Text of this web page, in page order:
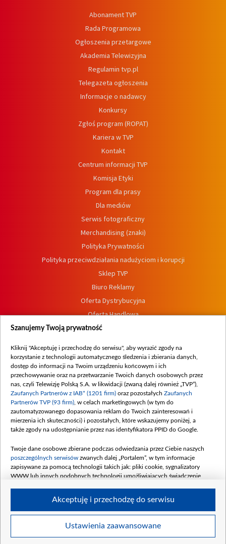
Abonament TVP
Rada Programowa
Ogłoszenia przetargowe
Akademia Telewizyjna
Regulamin tvp.pl
Telegazeta ogłoszenia
Informacje o nadawcy
Konkursy
Zgłoś program (ROPAT)
Kariera w TVP
Kontakt
Centrum informacji TVP
Komisja Etyki
Program dla prasy
Dla mediów
Serwis fotograficzny
Merchandising (znaki)
Polityka Prywatności
Polityka przeciwdziałania nadużyciom i korupcji
Sklep TVP
Biuro Reklamy
Oferta Dystrybucyjna
Oferta Handlowa
Dostępność
Procedura zgłoszeń wewnętrznych
© 2026 Telewizja Polska S. A. w likwidacji
Szanujemy Twoją prywatność
Kliknij "Akceptuję i przechodzę do serwisu", aby wyrazić zgody na
korzystanie z technologii automatycznego śledzenia i zbierania danych,
dostęp do informacji na Twoim urządzeniu końcowym i ich
przechowywanie oraz na przetwarzanie Twoich danych osobowych przez
nas, czyli Telewizję Polską S.A. w likwidacji (zwaną dalej również „TVP”),
Zaufanych Partnerów z IAB* (1201 firm) oraz pozostałych Zaufanych
Partnerów TVP (93 firm) , w celach marketingowych (w tym do
zautomatyzowanego dopasowania reklam do Twoich zainteresowań i
mierzenia ich skuteczności) i pozostałych, które wskazujemy poniżej, a
także zgody na udostępnianie przez nas identyfikatora PPID do Google.
Twoje dane osobowe zbierane podczas odwiedzania przez Ciebie naszych
poszczególnych serwisów zwanych dalej „Portalem”, w tym informacje
zapisywane za pomocą technologii takich jak: pliki cookie, sygnalizatory
WWW lub innych podobnych technologii umożliwiających świadczenie
Twoje dane osobowe zbierane podczas odwiedzania przez Ciebie
Ustawienia zaawansowane
Akceptuję i przechodzę do serwisu